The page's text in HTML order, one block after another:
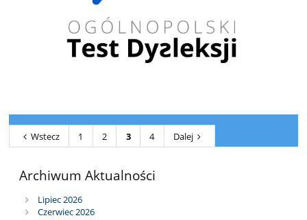
Wstecz 1 2 3 4 Dalej
Archiwum Aktualności
Lipiec 2026
Czerwiec 2026